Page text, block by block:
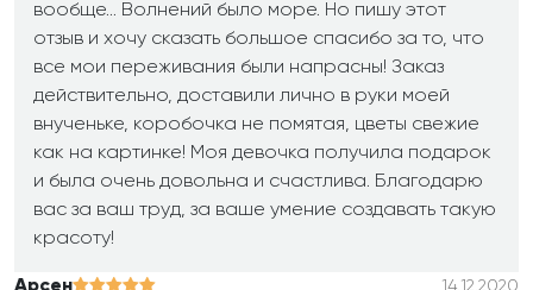
вообще... Волнений было море. Но пишу этот
отзыв и хочу сказать большое спасибо за то, что
все мои переживания были напрасны! Заказ
действительно, доставили лично в руки моей
внученьке, коробочка не помятая, цветы свежие
как на картинке! Моя девочка получила подарок
и была очень довольна и счастлива. Благодарю
вас за ваш труд, за ваше умение создавать такую
красоту!
14.12.2020